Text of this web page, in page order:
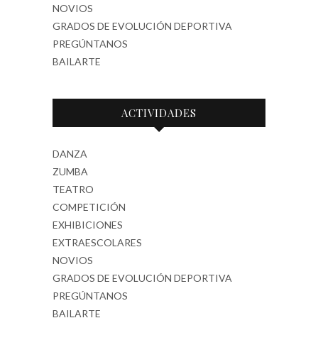
NOVIOS
GRADOS DE EVOLUCIÓN DEPORTIVA
PREGÚNTANOS
BAILARTE
ACTIVIDADES
DANZA
ZUMBA
TEATRO
COMPETICIÓN
EXHIBICIONES
EXTRAESCOLARES
NOVIOS
GRADOS DE EVOLUCIÓN DEPORTIVA
PREGÚNTANOS
BAILARTE